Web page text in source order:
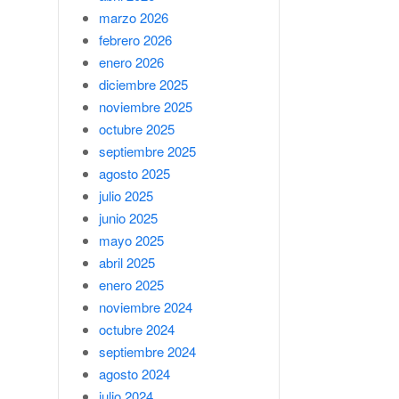
marzo 2026
febrero 2026
enero 2026
diciembre 2025
noviembre 2025
octubre 2025
septiembre 2025
agosto 2025
julio 2025
junio 2025
mayo 2025
abril 2025
enero 2025
noviembre 2024
octubre 2024
septiembre 2024
agosto 2024